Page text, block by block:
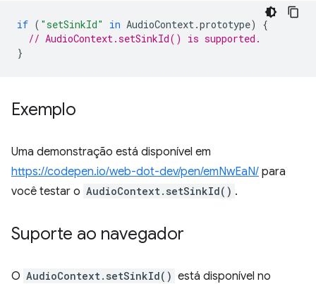
if ( "setSinkId" in AudioContext.prototype)
{
// AudioContext.setSinkId() is supported.
}
Exemplo
Uma demonstração está disponível em
https://codepen.io/web-dot-dev/pen/emNwEaN/ para
você testar o AudioContext.setSinkId() .
Suporte ao navegador
O AudioContext.setSinkId() está disponível no